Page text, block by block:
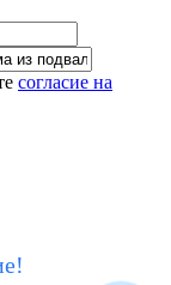
согласие на